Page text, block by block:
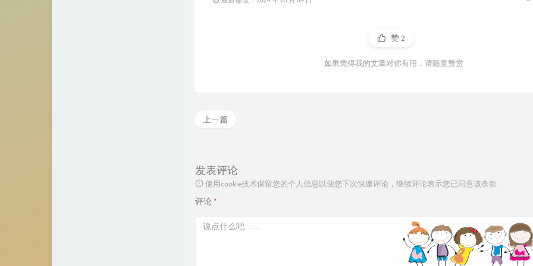
赞2
如果觉得我的文章对你有用，请随意赞赏
上一篇
发表评论
使用cookie技术保留您的个人信息以便您下次快速评论，继续评论表示您已同意该条款
评论 *